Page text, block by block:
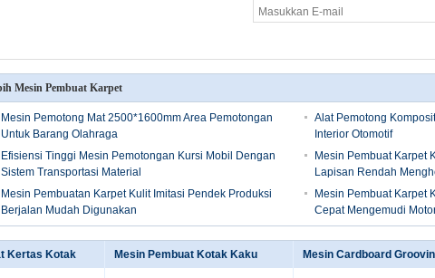
Mesin Pembuat Karpet
Mesin Pemotong Mat 2500*1600mm Area Pemotongan
Untuk Barang Olahraga
Alat Pemotong
Interior Otomotif
Efisiensi Tinggi Mesin Pemotongan Kursi Mobil Dengan
Sistem Transportasi Material
Mesin Pembuat Karpet
Lapisan Rendah
Mesin Pembuatan Karpet Kulit Imitasi Pendek Produksi
Berjalan Mudah Digunakan
Mesin Pembuat Karpet
Cepat Mengemudi
Kertas Kotak Mesin Pembuat Kotak Kaku Mesin Cardboard